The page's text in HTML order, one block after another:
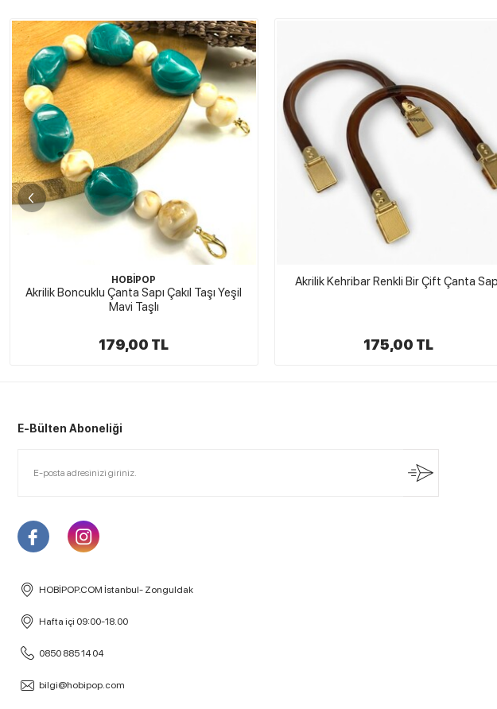
Akrilik Kehribar Renkli Bir Çift Çanta Sapı
175,00 TL
HOBİPOP
Akrilik Bambu Çanta Sapı D Kehribar
100,00 TL
E-Bülten Aboneliği
HOBİPOP.COM İstanbul- Zonguldak
Hafta içi 09:00-18.00
0850 885 14 04
bilgi@hobipop.com